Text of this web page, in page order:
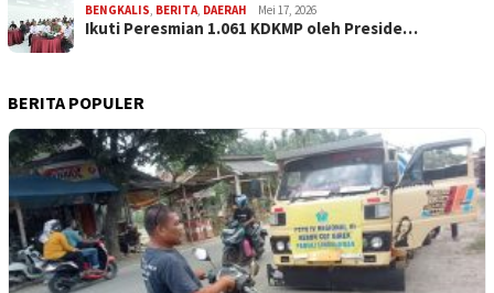
BENGKALIS, BERITA, DAERAH Mei 17, 2026
Ikuti Peresmian 1.061 KDKMP oleh Preside…
BERITA POPULER